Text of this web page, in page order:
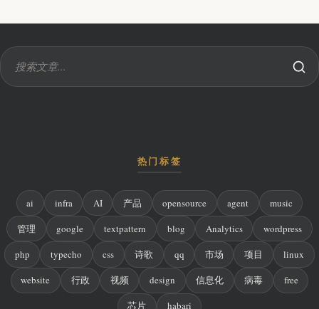
热门标签
ai infra AI 产品 opensource agent music
管理 google textpattern blog Analytics wordpress
php typecho css 诗歌 qq 市场 项目 linux
website 行政 视频 design 信息化 病毒 free
芯片 habari